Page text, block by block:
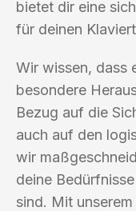
bietet dir eine
für deinen
Wir wissen, dass
besondere
Bezug auf die
auch auf den
wir
deine
sind. Mit